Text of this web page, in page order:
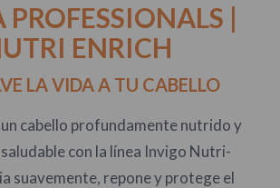
PROFESSIONALS |
ENRICH
LA VIDA A TU CABELLO
cabello profundamente nutrido y
con la línea Invigo Nutri-
suavemente, repone y protege el